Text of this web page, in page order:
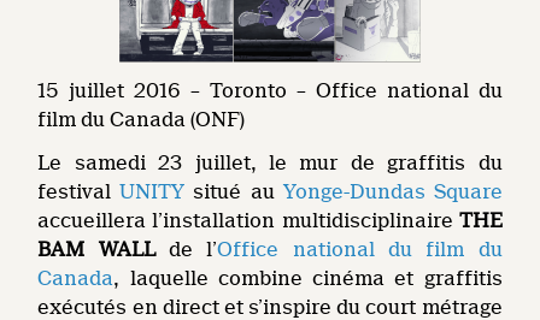
15 juillet 2016 – Toronto – Office national du
film du Canada (ONF)
Le samedi 23 juillet, le mur de graffitis du
festivalUNITY situé au Yonge-Dundas Square
accueillera l’installation multidisciplinaire THE
BAM WALLde l’Office national du film du
Canada, laquelle combine cinéma et graffitis
exécutés en direct et s’inspire du court métrage